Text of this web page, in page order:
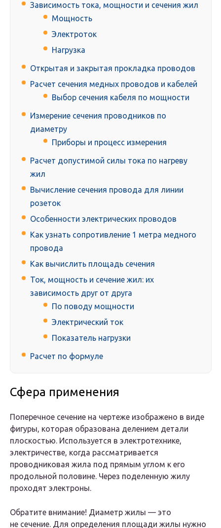
Зависимость тока, мощности и сечения жил
Мощность
Электроток
Нагрузка
Открытая и закрытая прокладка проводов
Расчет сечения медных проводов и кабелей
Выбор сечения кабеля по мощности
Измерение сечения проводников по
диаметру
Приборы и процесс измерения
Расчет допустимой силы тока по нагреву
жил
Вычисление сечения провода для линии
розеток
Особенности электрических проводов
Как узнать сопротивление 1 метра медного
провода
Как вычислить площадь сечения
Ток, мощность и сечение жил: их
зависимость друг от друга
По поводу мощности
Электрический ток
Показатель нагрузки
Расчет по формуле
Сфера применения
Поперечное сечение на чертеже изображено в виде
фигуры, которая образована делением детали
плоскостью. Используется в электротехнике,
электричестве, когда рассматривается
проводниковая жила под прямым углом к его
продольной половине. Через поделенную жилу
проходят электроны.
Обратите внимание! Диаметр жилы — это
не сечение. Для определения площади жилы нужно